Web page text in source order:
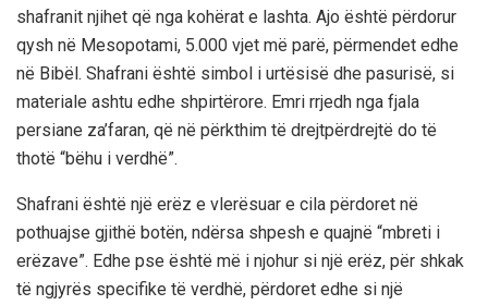
shafranit njihet që nga kohërat e lashta. Ajo është përdorur
qysh në Mesopotami, 5.000 vjet më parë, përmendet edhe
në Bibël. Shafrani është simbol i urtësisë dhe pasurisë, si
materiale ashtu edhe shpirtërore. Emri rrjedh nga fjala
persiane za’faran, që në përkthim të drejtpërdrejtë do të
thotë “bëhu i verdhë”.
Shafrani është një erëz e vlerësuar e cila përdoret në
pothuajse gjithë botën, ndërsa shpesh e quajnë “mbreti i
erëzave”. Edhe pse është më i njohur si një erëz, për shkak
të ngjyrës specifike të verdhë, përdoret edhe si një